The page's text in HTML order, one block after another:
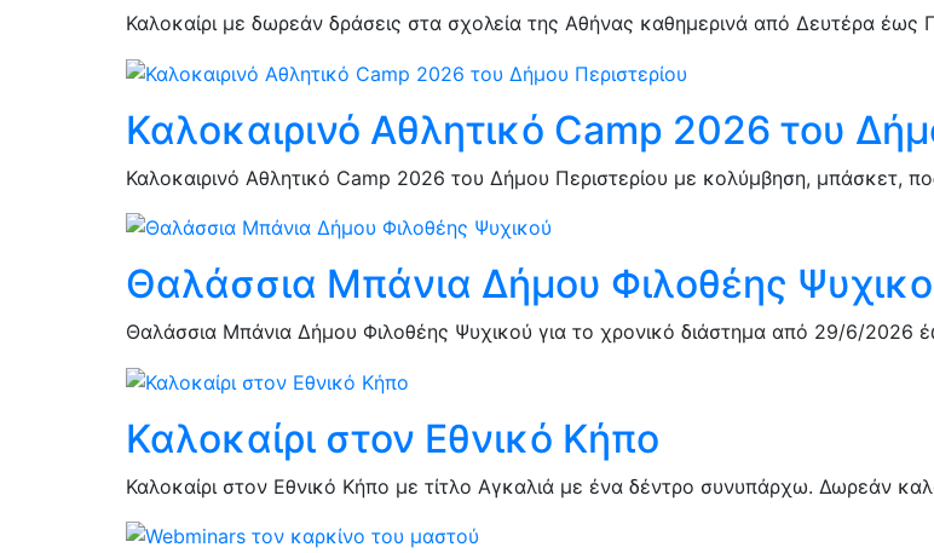
Καλοκαίρι με δωρεάν δράσεις στα σχολεία της Αθήνας καθημερινά από Δευτέρα
Καλοκαιρινό Αθλητικό Camp 2026 του
Καλοκαιρινό Αθλητικό Camp 2026 του Δήμου Περιστερίου με κολύμβηση, μπάσκετ,
Θαλάσσια Μπάνια Δήμου Φιλοθέης
Θαλάσσια Μπάνια Δήμου Φιλοθέης Ψυχικού για το χρονικό διάστημα από 29/6/
Καλοκαίρι στον Εθνικό Κήπο
Καλοκαίρι στον Εθνικό Κήπο με τίτλο Αγκαλιά με ένα δέντρο συνυπάρχω. Δωρεάν